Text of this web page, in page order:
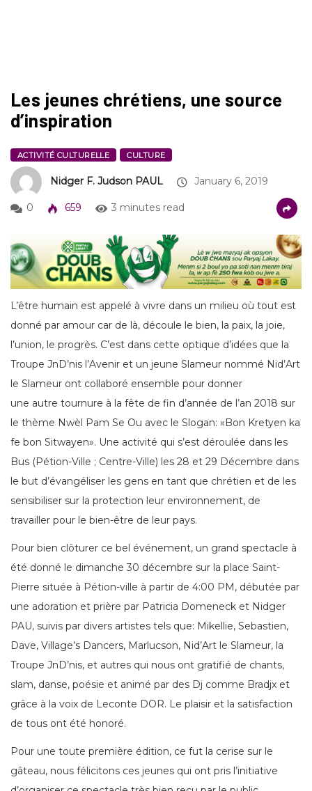
Les jeunes chrétiens, une source
d’inspiration
ACTIVITÉ CULTURELLE CULTURE
Nidger F. Judson PAUL January 6, 2019
0 659 3 minutes read
L’être humain est appelé à vivre dans un milieu où tout est
donné par amour car de là, découle le bien, la paix, la joie,
l’union, le progrès. C’est dans cette optique d’idées que la
Troupe JnD’nis l’Avenir et un jeune Slameur nommé Nid’Art
le Slameur ont collaboré ensemble pour donner
une autre tournure à la fête de fin d’année de l’an 2018 sur
le thème Nwèl Pam Se Ou avec le Slogan: «Bon Kretyen ka
fe bon Sitwayen». Une activité qui s’est déroulée dans les
Bus (Pétion-Ville ; Centre-Ville) les 28 et 29 Décembre dans
le but d’évangéliser les gens en tant que chrétien et de les
sensibiliser sur la protection leur environnement, de
travailler pour le bien-être de leur pays.
Pour bien clôturer ce bel événement, un grand spectacle à
été donné le dimanche 30 décembre sur la place Saint-
Pierre située à Pétion-ville à partir de 4:00 PM, débutée par
une adoration et prière par Patricia Domeneck et Nidger
PAU, suivis par divers artistes tels que: Mikellie, Sebastien,
Dave, Village’s Dancers, Marlucson, Nid’Art le Slameur, la
Troupe JnD’nis, et autres qui nous ont gratifié de chants,
slam, danse, poésie et animé par des Dj comme Bradjx et
grâce à la voix de Leconte DOR. Le plaisir et la satisfaction
de tous ont été honoré.
Pour une toute première édition, ce fut la cerise sur le
gâteau, nous félicitons ces jeunes qui ont pris l’initiative